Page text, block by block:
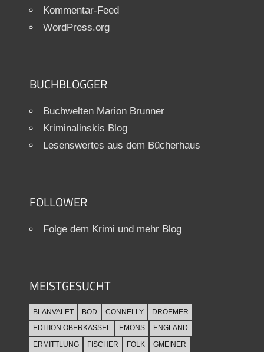
Kommentar-Feed
WordPress.org
BUCHBLOGGER
Buchwelten Marion Brunner
Kriminalinskis Blog
Lesenswertes aus dem Bücherhaus
FOLLOWER
Folge dem Krimi und mehr Blog
MEISTGESUCHT
BLANVALET BOD CONNELLY
DROEMER
EDITION OBERKASSEL
EMONS
ENGLAND
ERMITTLUNG
FISCHER FOLK GMEINER